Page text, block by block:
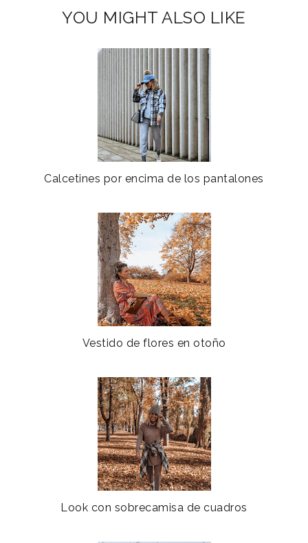
YOU MIGHT ALSO LIKE
Calcetines por encima de los pantalones
Vestido de flores en otoño
Look con sobrecamisa de cuadros